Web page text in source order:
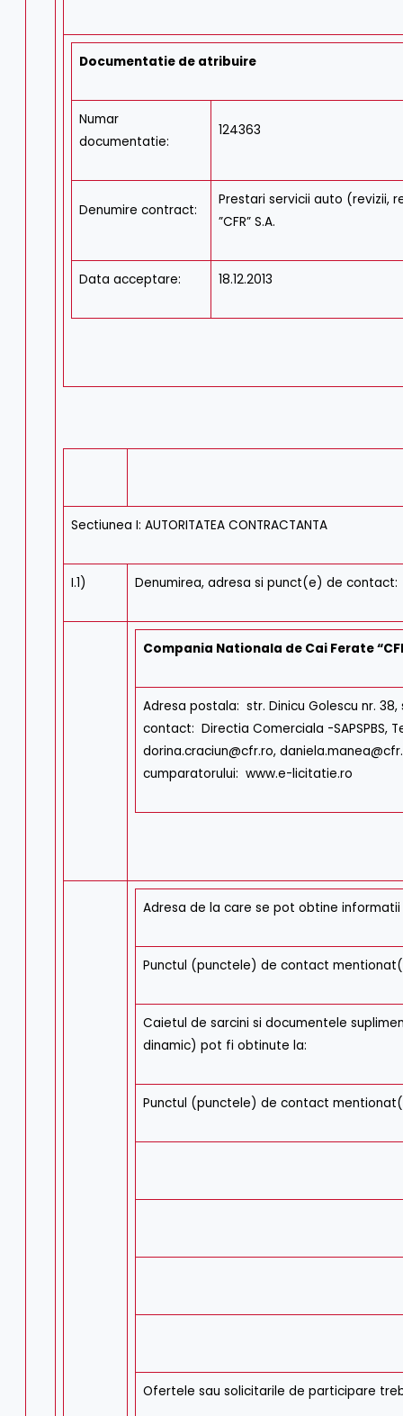
Documentatie de atribuire
Numar
documentatie:
124363
Denumire contract:
Prestari servicii auto (revizii,
”CFR” S.A.
Data acceptare: 18.12.2013
Sectiunea I: AUTORITATEA CONTRACTANTA
I.1) Denumirea, adresa si punct(e) de contact:
Compania Nationala de Cai Ferate
Adresa postala: str. Dinicu Golescu nr.
contact: Directia Comerciala -SAPSPBS,
dorina.craciun@cfr.ro,
cumparatorului: www.e-licitatie.ro
Adresa de la care se pot obtine
Punctul (punctele) de contact
Caietul de sarcini si documentele
dinamic) pot fi obtinute la:
Punctul (punctele) de contact
Ofertele sau solicitarile de participare